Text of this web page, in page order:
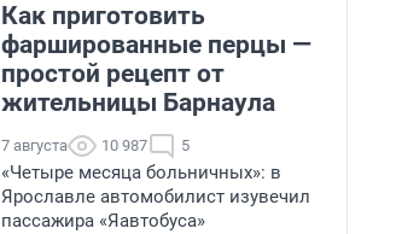
Как приготовить
фаршированные перцы —
простой рецепт от
жительницы Барнаула
7 августа 10 987 5
«Четыре месяца больничных»: в
Ярославле автомобилист изувечил
пассажира «Яавтобуса»